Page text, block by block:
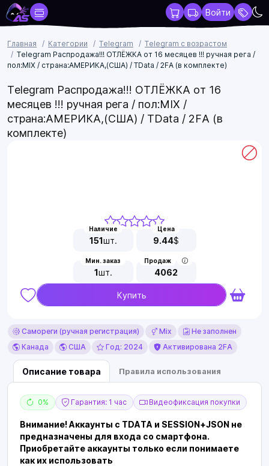
Войти
Главная Категории Telegram
Telegram с возрастом
Telegram Распродажа!!! ОТЛЁЖКА от 16 месяцев !!! ручная рега /
пол:MIX / страна:АМЕРИКА,(США) / TData / 2FA (в комплекте)
Telegram Распродажа!!! ОТЛЁЖКА от 16
месяцев !!! ручная рега / пол:MIX /
страна:АМЕРИКА,(США) / TData / 2FA (в
комплекте)
Наличие
151шт.
Цена
9.44$
Мин. заказ
1шт.
Продаж
4062
Купить
Самореги (ручная регистрация) Mix
Не заполнен
Канада
США Год: 2024 Активирована 2FA
Описание товара Правила использования
0% Гарантия: 1 час Видеофиксация покупки
Внимание! Аккаунты с TDATA и SESSION+JSON не
предназначены для входа со смартфона.
Приобретайте аккаунты только если понимаете
как их использовать